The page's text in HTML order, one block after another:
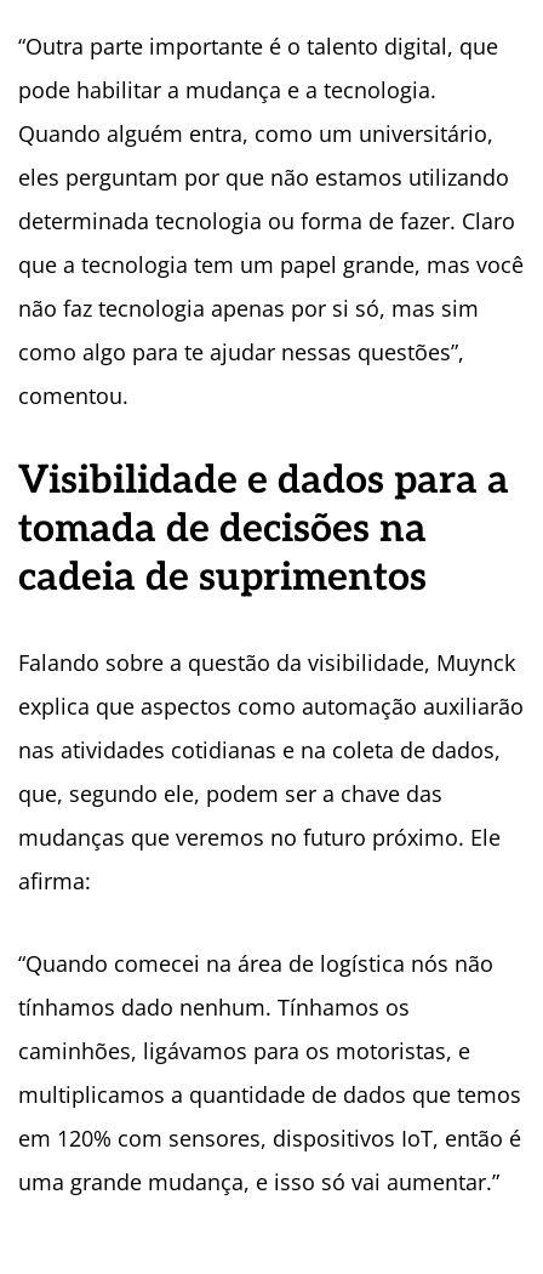
“Outra parte importante é o talento digital, que
pode habilitar a mudança e a tecnologia.
Quando alguém entra, como um universitário,
eles perguntam por que não estamos utilizando
determinada tecnologia ou forma de fazer. Claro
que a tecnologia tem um papel grande, mas você
não faz tecnologia apenas por si só, mas sim
como algo para te ajudar nessas questões”,
comentou.
Visibilidade e dados para a
tomada de decisões na
cadeia de suprimentos
Falando sobre a questão da visibilidade, Muynck
explica que aspectos como automação auxiliarão
nas atividades cotidianas e na coleta de dados,
que, segundo ele, podem ser a chave das
mudanças que veremos no futuro próximo. Ele
afirma:
“Quando comecei na área de logística nós não
tínhamos dado nenhum. Tínhamos os
caminhões, ligávamos para os motoristas, e
multiplicamos a quantidade de dados que temos
em 120% com sensores, dispositivos IoT, então é
uma grande mudança, e isso só vai aumentar.”